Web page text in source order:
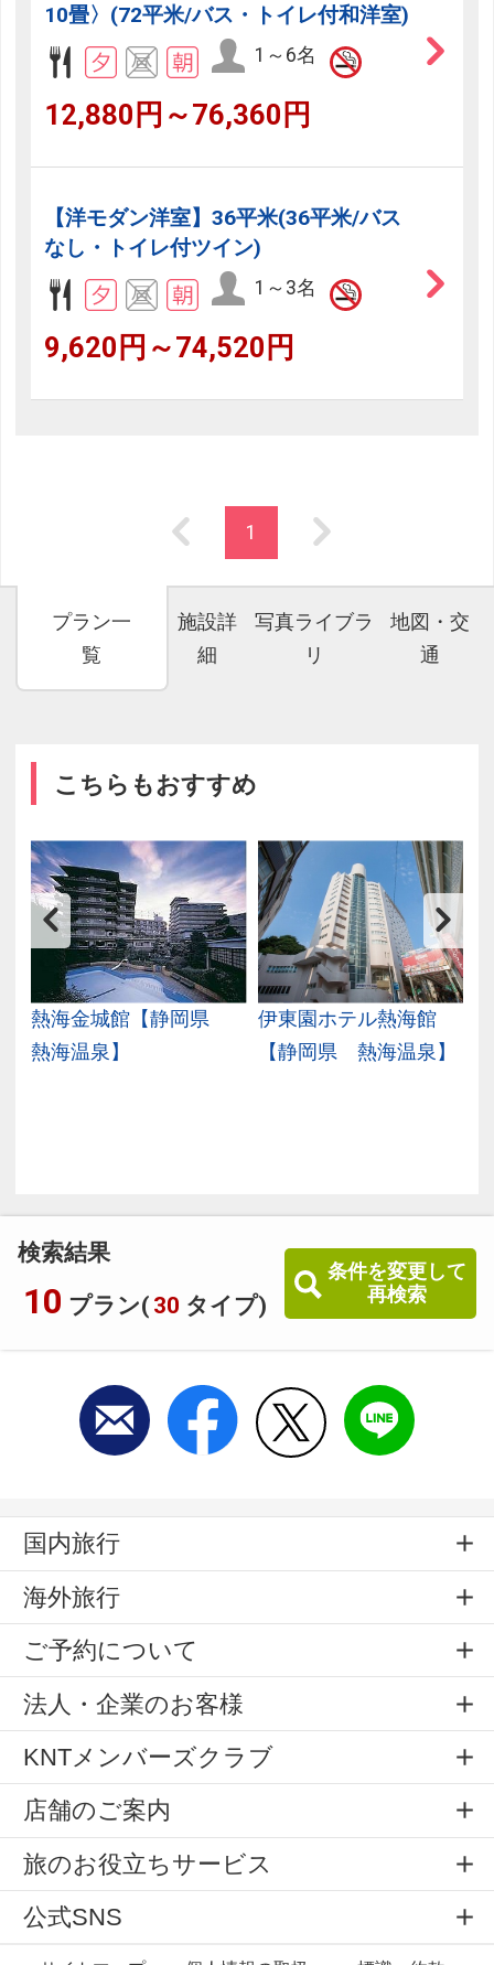
検索結果
10 プラン( 30 タイプ)
条件を変更して
再検索
10畳〉(72平米/バス・トイレ付和洋室)
1～6名
12,880円～76,360円
【洋モダン洋室】36平米(36平米/バス
なし・トイレ付ツイン)
1～3名
9,620円～74,520円
1
プラン一
覧
施設詳
細
写真ライブラ
リ
地図・交
通
こちらもおすすめ
熱海金城館【静岡県
熱海温泉】
伊東園ホテル熱海館
【静岡県 熱海温泉】
国内旅行
海外旅行
ご予約について
法人・企業のお客様
KNTメンバーズクラブ
店舗のご案内
旅のお役立ちサービス
公式SNS